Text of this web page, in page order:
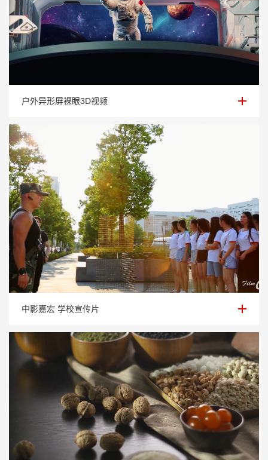
户外异形屏裸眼3D视频
户外异形屏裸眼3D视频
中影嘉宏 学校宣传片
中影嘉宏 学校宣传片